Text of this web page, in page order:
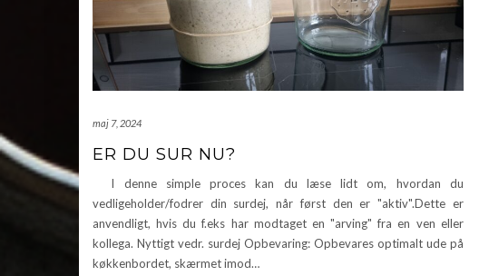
maj 7, 2024
ER DU SUR NU?
I denne simple proces kan du læse lidt om, hvordan du
vedligeholder/fodrer din surdej, når først den er "aktiv".Dette er
anvendligt, hvis du f.eks har modtaget en "arving" fra en ven eller
kollega. Nyttigt vedr. surdej Opbevaring: Opbevares optimalt ude på
køkkenbordet, skærmet imod…